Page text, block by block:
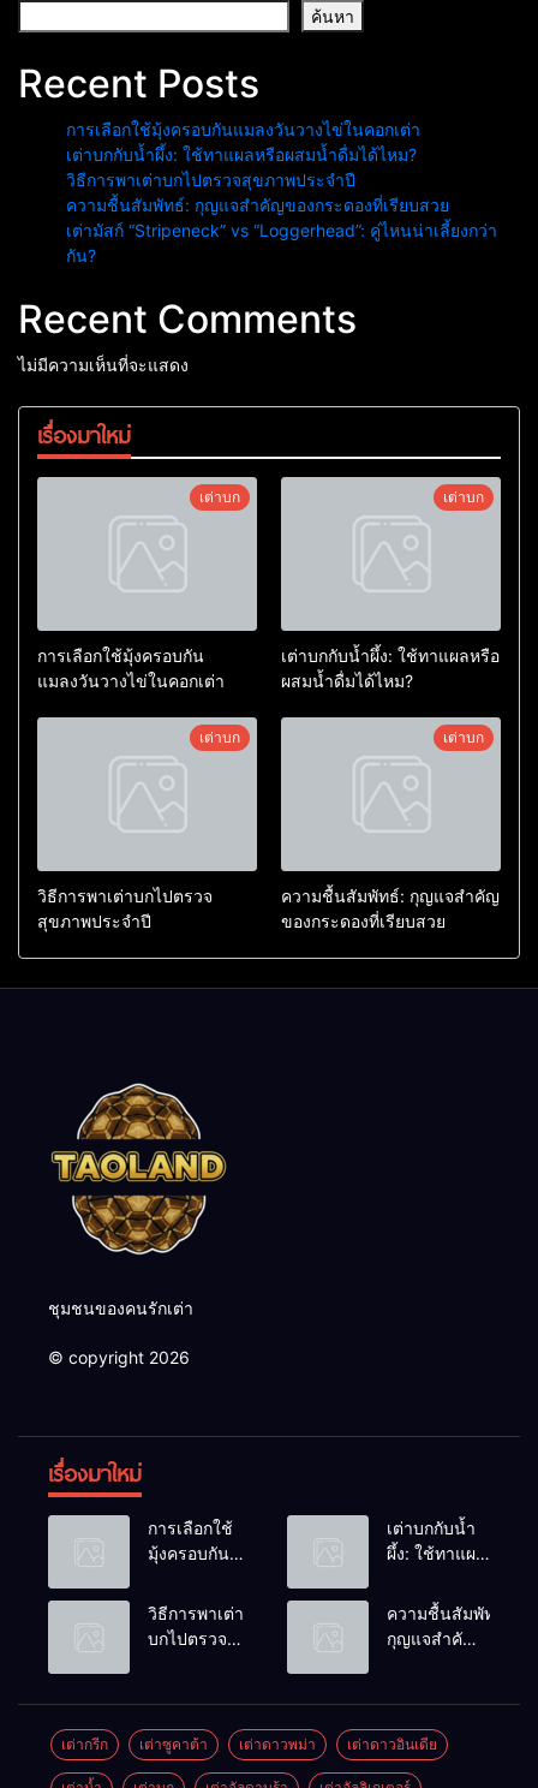
ค้นหา
Recent Posts
การเลือกใช้มุ้งครอบกันแมลงวันวางไข่ในคอกเต่า
เต่าบกกับน้ำผึ้ง: ใช้ทาแผลหรือผสมน้ำดื่มได้ไหม?
วิธีการพาเต่าบกไปตรวจสุขภาพประจำปี
ความชื้นสัมพัทธ์: กุญแจสำคัญของกระดองที่เรียบสวย
เต่ามัสก์ “Stripeneck” vs “Loggerhead”: คู่ไหนน่าเลี้ยงกว่า
กัน?
Recent Comments
ไม่มีความเห็นที่จะแสดง
เรื่องมาใหม่
เต่าบก
การเลือกใช้มุ้งครอบกัน
แมลงวันวางไข่ในคอกเต่า
เต่าบก
เต่าบกกับน้ำผึ้ง: ใช้ทาแผลหรือ
ผสมน้ำดื่มได้ไหม?
เต่าบก
วิธีการพาเต่าบกไปตรวจ
สุขภาพประจำปี
เต่าบก
ความชื้นสัมพัทธ์: กุญแจสำคัญ
ของกระดองที่เรียบสวย
ชุมชนของคนรักเต่า
© copyright 2026
เรื่องมาใหม่
การเลือกใช้
มุ้งครอบกัน
วางไข่ในคอก
เต่า
เต่าบกกับน้ำ
ผึ้ง: ใช้ทาแผล
ดื่มได้ไหม?
วิธีการพาเต่า
บกไปตรวจ
ความชื้นสัมพัทธ์:
กุญแจสำคัญ
เต่ากรีก เต่าซูคาต้า เต่าดาวพม่า เต่าดาวอินเดีย